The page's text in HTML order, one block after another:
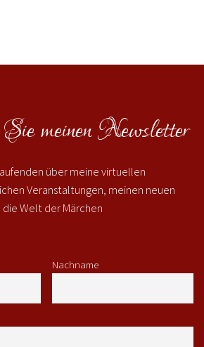
meinen Newsletter
über meine virtuellen
Veranstaltungen, meinen neuen
die Welt der Märchen
Nachname